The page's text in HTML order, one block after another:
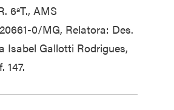
6ªT., AMS
0/MG, Relatora: Des.
Isabel Gallotti Rodrigues,
147.